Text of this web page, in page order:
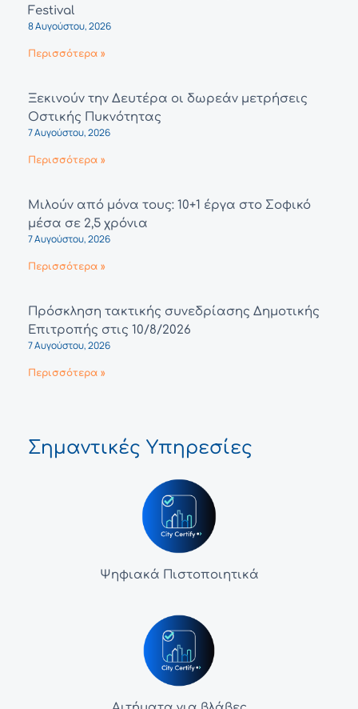
Festival
8 Αυγούστου, 2026
Περισσότερα »
Ξεκινούν την Δευτέρα οι δωρεάν μετρήσεις
Οστικής Πυκνότητας
7 Αυγούστου, 2026
Περισσότερα »
Μιλούν από μόνα τους: 10+1 έργα στο Σοφικό
μέσα σε 2,5 χρόνια
7 Αυγούστου, 2026
Περισσότερα »
Πρόσκληση τακτικής συνεδρίασης Δημοτικής
Επιτροπής στις 10/8/2026
7 Αυγούστου, 2026
Περισσότερα »
Σημαντικές Υπηρεσίες
Ψηφιακά Πιστοποιητικά